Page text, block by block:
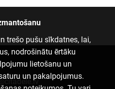
trešo pušu sīkdatnes, lai,
nodrošinātu ērtāku
lietošanu un
un pakalpojumus.